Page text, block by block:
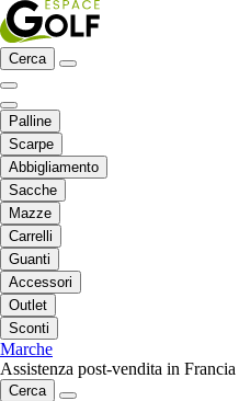
Cerca
Palline
Scarpe
Abbigliamento
Sacche
Mazze
Carrelli
Guanti
Accessori
Outlet
Sconti
Marche
Assistenza post-vendita in Francia
Cerca